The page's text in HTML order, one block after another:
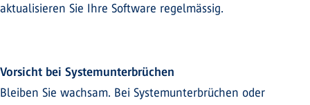
aktualisieren Sie Ihre Software regelmässig.
Vorsicht bei Systemunterbrüchen
Bleiben Sie wachsam. Bei Systemunterbrüchen oder